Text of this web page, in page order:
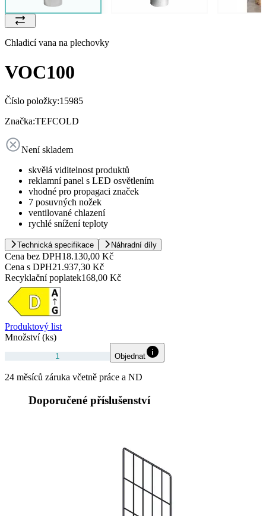
Chladicí vana na plechovky
VOC100
Číslo položky:15985
Značka:TEFCOLD
Není skladem
skvělá viditelnost produktů
reklamní panel s LED osvětlením
vhodné pro propagaci značek
7 posuvných nožek
ventilované chlazení
rychlé snížení teploty
Technická specifikace Náhradní díly
Cena bez DPH18.130,00 Kč
Cena s DPH21.937,30 Kč
Recyklační poplatek168,00 Kč
Produktový list
Množství (ks)
Objednat
24 měsíců záruka včetně práce a ND
Doporučené příslušenství